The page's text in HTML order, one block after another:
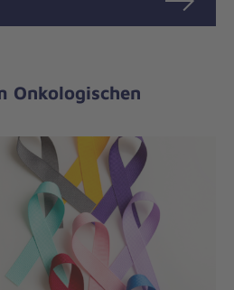
Onkologischen